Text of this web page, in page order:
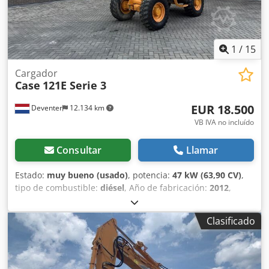
1 / 15
Deventer 12.134 km
Cargador
Case 121E Serie 3
EUR 18.500
VB IVA no incluído
Consultar Llamar
Estado: muy bueno (usado), potencia: 47 kW (63,90 CV),
tipo de combustible: diésel, Año de fabricación: 2012,
1.060 h
adicionales = - Control con 2 pedales - Cabina cerrada =
Notas = Serie CASE 121E, modelo 3 – Año de fabricación:
2012 – 1.060 horas de funcionamiento Pala cargadora de la
serie CASE 121E, modelo 3, año de fabricación: 2012. La
máquina se encuentra en buen estado y solo tiene 1.060
Clasificado